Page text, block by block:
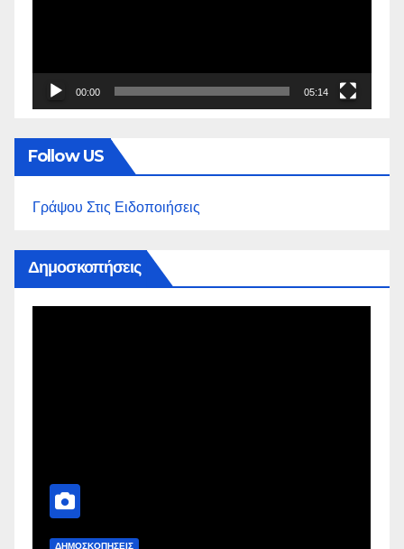
00:00 05:14
Follow US
Γράψου Στις Ειδοποιήσεις
Δημοσκοπήσεις
ΔΗΜΟΣΚΟΠΉΣΕΙΣ